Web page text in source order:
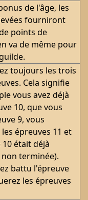
de l'âge, les
fourniront
points de
va de même pour
toujours les trois
Cela signifie
vous avez déjà
10, que vous
9, vous
épreuves 11 et
10 était déjà
terminée).
battu l'épreuve
les épreuves